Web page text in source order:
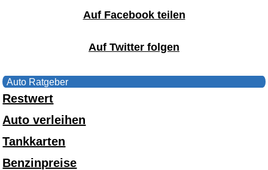
Auf Facebook teilen
Auf Twitter folgen
Auto Ratgeber
Restwert
Auto verleihen
Tankkarten
Benzinpreise